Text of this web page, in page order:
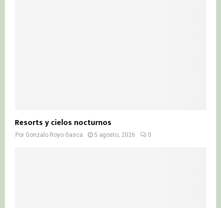
Resorts y cielos nocturnos
Por Gonzalo Royo Gasca 5 agosto, 2026 0